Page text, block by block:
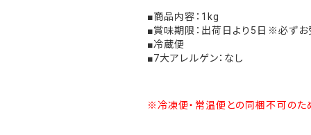
■商品内容：1kg
■賞味期限：出荷日より5日※必ずお
■冷蔵便
■7大アレルゲン：なし
※冷凍便・常温便との同梱不可のた